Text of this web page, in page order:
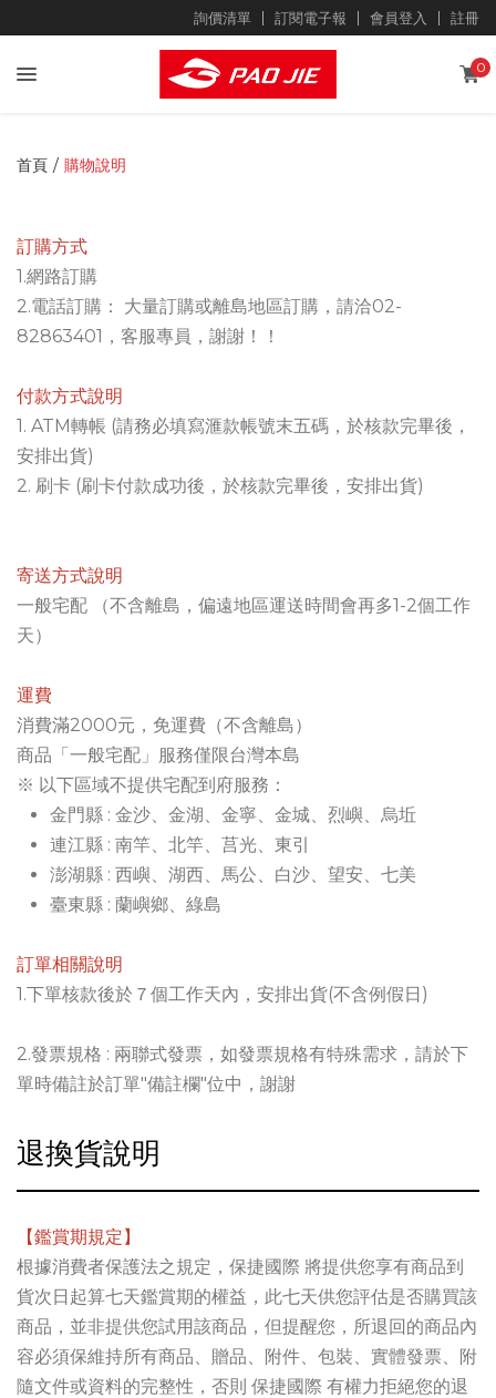
詢價清單 訂閱電子報 會員登入 註冊
0
首頁 購物說明
訂購方式
1.網路訂購
2.電話訂購： 大量訂購或離島地區訂購，請洽02-
82863401，客服專員，謝謝！！
付款方式說明
1. ATM轉帳 (請務必填寫滙款帳號末五碼，於核款完畢後，
安排出貨)
2. 刷卡 (刷卡付款成功後，於核款完畢後，安排出貨)
寄送方式說明
一般宅配 （不含離島，偏遠地區運送時間會再多1-2個工作
天）
運費
消費滿2000元，免運費（不含離島）
商品「一般宅配」服務僅限台灣本島
※ 以下區域不提供宅配到府服務：
金門縣 : 金沙、金湖、金寧、金城、烈嶼、烏坵
連江縣 : 南竿、北竿、莒光、東引
澎湖縣 : 西嶼、湖西、馬公、白沙、望安、七美
臺東縣 : 蘭嶼鄉、綠島
訂單相關說明
1.下單核款後於７個工作天內，安排出貨(不含例假日)
2.發票規格 : 兩聯式發票，如發票規格有特殊需求，請於下
單時備註於訂單"備註欄"位中，謝謝
退換貨說明
【鑑賞期規定】
根據消費者保護法之規定，保捷國際 將提供您享有商品到
貨次日起算七天鑑賞期的權益，此七天供您評估是否購買該
商品，並非提供您試用該商品，但提醒您，所退回的商品內
容必須保維持所有商品、贈品、附件、包裝、實體發票、附
隨文件或資料的完整性，否則 保捷國際 有權力拒絕您的退